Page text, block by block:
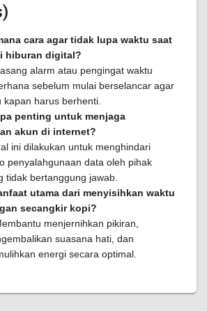
cara agar tidak lupa waktu saat
hiburan digital?
alarm atau pengingat waktu
sebelum mulai berselancar agar
kapan harus berhenti.
penting untuk menjaga
akun di internet?
ini dilakukan untuk menghindari
penyalahgunaan data oleh pihak
tidak bertanggung jawab.
utama dari menyisihkan waktu
secangkir kopi?
menjernihkan pikiran,
suasana hati, dan
energi secara optimal.